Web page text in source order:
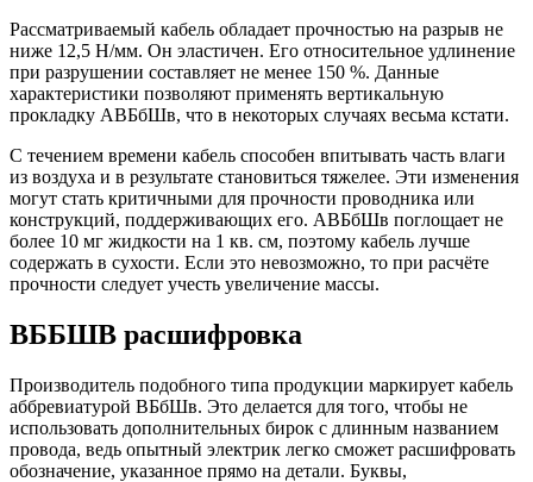
Рассматриваемый кабель обладает прочностью на разрыв не
ниже 12,5 Н/мм. Он эластичен. Его относительное удлинение
при разрушении составляет не менее 150 %. Данные
характеристики позволяют применять вертикальную
прокладку АВБбШв, что в некоторых случаях весьма кстати.
С течением времени кабель способен впитывать часть влаги
из воздуха и в результате становиться тяжелее. Эти изменения
могут стать критичными для прочности проводника или
конструкций, поддерживающих его. АВБбШв поглощает не
более 10 мг жидкости на 1 кв. см, поэтому кабель лучше
содержать в сухости. Если это невозможно, то при расчёте
прочности следует учесть увеличение массы.
ВББШВ расшифровка
Производитель подобного типа продукции маркирует кабель
аббревиатурой ВБбШв. Это делается для того, чтобы не
использовать дополнительных бирок с длинным названием
провода, ведь опытный электрик легко сможет расшифровать
обозначение, указанное прямо на детали. Буквы,